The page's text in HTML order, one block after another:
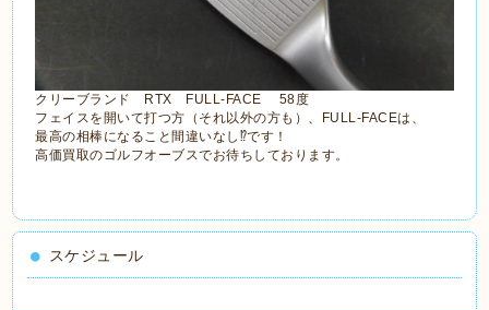
クリーブランド RTX FULL-FACE 58度
フェイスを開いて打つ方（それ以外の方も）、FULL-FACEは、
最高の相棒になること間違いなし⁉です！
高価買取のゴルフオーブスでお待ちしております。
スケジュール